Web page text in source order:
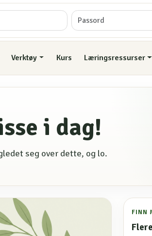
Verktøy Kurs Læringsressurser
i dag!
seg over dette, og lo.
FINN